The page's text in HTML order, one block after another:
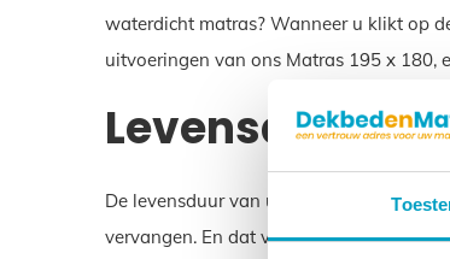
waterdicht matras? Wanneer u klikt op
uitvoeringen van ons Matras 195 x 180,
Levensduur
De levensduur van uw Matras 195 x
vervangen. En dat voorkomt belasting